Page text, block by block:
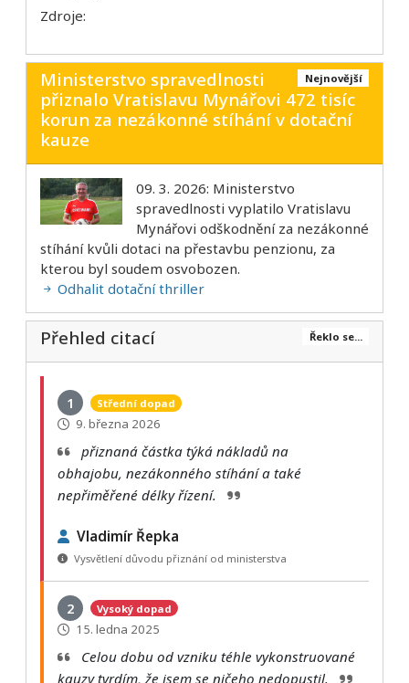
Zdroje:
Nejnovější
Ministerstvo spravedlnosti
přiznalo Vratislavu Mynářovi 472 tisíc
korun za nezákonné stíhání v dotační
kauze
09. 3. 2026: Ministerstvo
spravedlnosti vyplatilo Vratislavu
Mynářovi odškodnění za nezákonné
stíhání kvůli dotaci na přestavbu penzionu, za
kterou byl soudem osvobozen.
Odhalit dotační thriller
Řeklo se...
Přehled citací
1 Střední dopad
9. března 2026
přiznaná částka týká nákladů na
obhajobu, nezákonného stíhání a také
nepřiměřené délky řízení.
Vladimír Řepka
Vysvětlení důvodu přiznání od ministerstva
2 Vysoký dopad
15. ledna 2025
Celou dobu od vzniku téhle vykonstruované
kauzy tvrdím, že jsem se ničeho nedopustil.